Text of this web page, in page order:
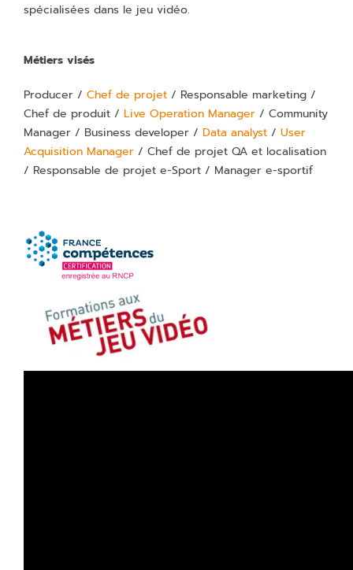
spécialisées dans le jeu vidéo.
Métiers visés
Producer / Chef de projet / Responsable marketing /
Chef de produit / Live Operation Manager / Community
Manager / Business developer / Data analyst / User
Acquisition Manager / Chef de projet QA et localisation
/ Responsable de projet e-Sport / Manager e-sportif